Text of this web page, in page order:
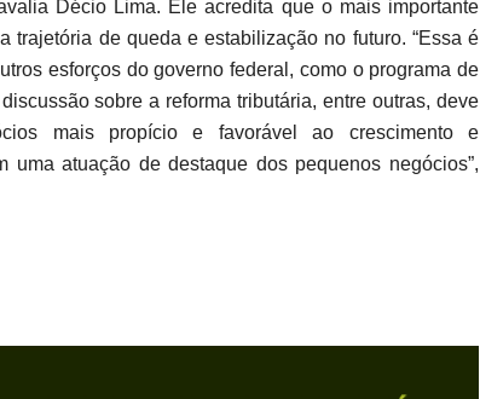
Décio Lima. Ele acredita que o mais importante
de queda e estabilização no futuro. “Essa é
esforços do governo federal, como o programa de
sobre a reforma tributária, entre outras, deve
mais propício e favorável ao crescimento e
uma atuação de destaque dos pequenos negócios”,